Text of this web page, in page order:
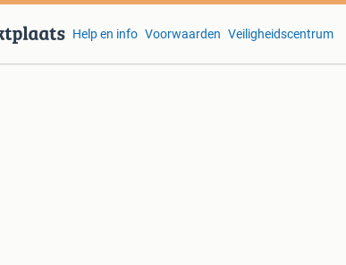
Help en info Voorwaarden Veiligheidscentrum